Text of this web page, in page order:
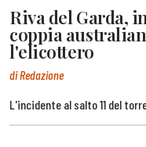
Riva del Garda,
coppia
l'elicottero
di Redazione
L'incidente al salto 11 del